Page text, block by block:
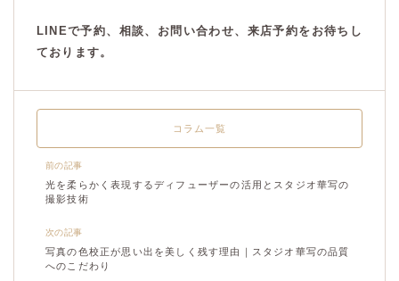
LINEで予約、相談、お問い合わせ、来店予約をお待ちし
ております。
前の記事
光を柔らかく表現するディフューザーの活用とスタジオ華写の
撮影技術
コラム一覧
次の記事
写真の色校正が思い出を美しく残す理由｜スタジオ華写の品質
へのこだわり